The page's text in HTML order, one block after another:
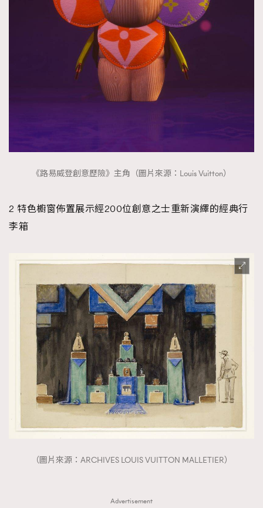
《路易威登創意歷險》主角（圖片來源：Louis Vuitton）
2 特色櫥窗佈置展示經200位創意之士重新演繹的經典行
李箱
（圖片來源：ARCHIVES LOUIS VUITTON MALLETIER）
Advertisement